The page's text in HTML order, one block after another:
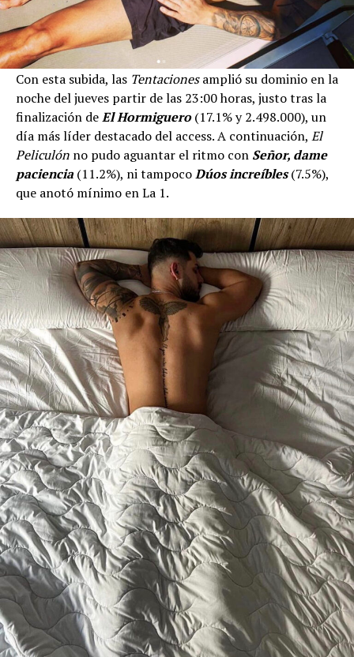
Con esta subida, las Tentacionesamplió su dominio en la
noche del jueves partir de las 23:00 horas, justo tras la
finalización deEl Hormiguero(17.1% y 2.498.000), un
día más líder destacado del access. A continuación, El
Peliculón no pudo aguantar el ritmo con Señor, dame
paciencia (11.2%), ni tampocoDúos increíbles(7.5%),
que anotó mínimo en La 1.